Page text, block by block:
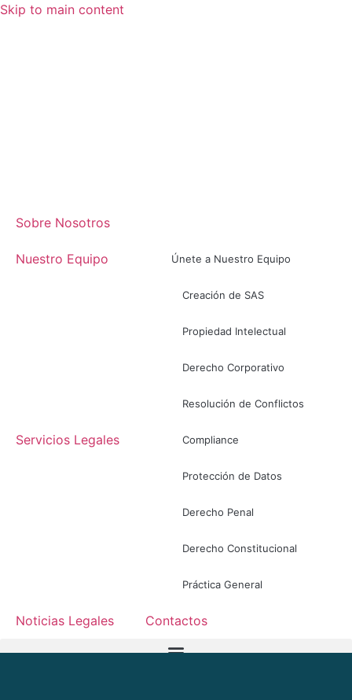
Skip to main content
Sobre Nosotros
Nuestro Equipo Únete a Nuestro Equipo
Servicios Legales
Creación de SAS
Propiedad Intelectual
Derecho Corporativo
Resolución de Conflictos
Compliance
Protección de Datos
Derecho Penal
Derecho Constitucional
Práctica General
Noticias Legales Contactos